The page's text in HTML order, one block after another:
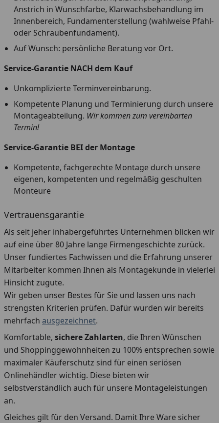
Anstrich in Wunschfarbe, Klarwachsbehandlung im
Innenbereich, Fundamenterstellung (wahlweise Pfahl-
oder Schraubenfundament).
Auf Wunsch: persönliche Beratung vor Ort.
Service-Garantie NACH dem Kauf
Unkomplizierte Terminvereinbarung.
Kompetente Planung und Terminierung durch unsere
Montageabteilung. Wir kommen zum vereinbarten
Termin!
Service-Garantie BEI der Montage
Kompetente, fachgerechte Montage durch unsere
eigenen, kompetenten und regelmäßig geschulten
Monteure
Vertrauensgarantie
Als seit jeher inhabergeführtes Unternehmen blicken wir
auf eine über 80 Jahre lange Firmengeschichte zurück.
Unser fundiertes Fachwissen und die Erfahrung unserer
Mitarbeiter kommen Ihnen als Montagekunde in vielerlei
Hinsicht zugute.
Wir geben unser Bestes für Sie und lassen uns nach
strengsten Kriterien prüfen. Dafür wurden wir bereits
mehrfach ausgezeichnet.
Komfortable, sichere Zahlarten, die Ihren Wünschen
und Shoppinggewohnheiten zu 100% entsprechen sowie
maximaler Käuferschutz sind für einen seriösen
Onlinehändler wichtig. Diese bieten wir
selbstverständlich auch für unsere Montageleistungen
an.
Gleiches gilt für den Versand. Damit Ihre Ware sicher